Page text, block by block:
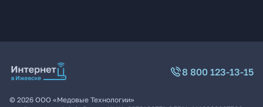
8 800 123-13-15
© 2026 ООО «Медовые Технологии»